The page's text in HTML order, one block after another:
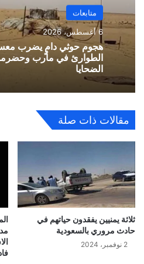
متابعات
6 أغسطس، 2026
هجوم حوثي دامٍ يضرب
الطوارئ في مأرب
الضحايا
مقالات ذات صلة
ثلاثة يمنيين يفقدون حياتهم في
حادث مروري بالسعودية
2 نوفمبر، 2024